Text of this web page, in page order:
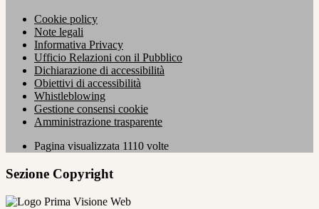
Cookie policy
Note legali
Informativa Privacy
Ufficio Relazioni con il Pubblico
Dichiarazione di accessibilità
Obiettivi di accessibilità
Whistleblowing
Gestione consensi cookie
Amministrazione trasparente
Pagina visualizzata 1110 volte
Sezione Copyright